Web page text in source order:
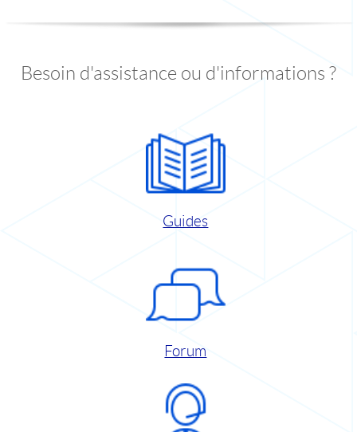
Besoin d'assistance ou d'informations ?
Guides
Forum